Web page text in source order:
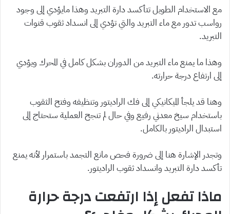
مع الاستخدام الطويل تتأكسد دارة التبريد وهذا مايؤدي إلى وجود
رواسب تدور مع ماء التبريد والتي تؤدي إلى انسداد ثقوب قنوات
التبريد.
وهذا ما يمنع ماء التبريد من الدوران بشكل كامل في المحرك ويؤدي
إلى ارتفاع درجة حرارته.
وهنا قد يلجأ الميكانيكي إلى فك الراديتور وتنظيفه وفتح الثقوب
باستخدام سيخ معدني رفيع وفي حال لم تنجح العملية ستحتاج إلى
استبدال الراديتور بالكامل.
وتجدر الإشارة هنا إلى ضرورة فحص مانع التجمد باستمرار لأنه يمنع
تأكسد دارة التبريد وانسداد ثقوب الراديتور.
ماذا تفعل إذا ارتفعت درجة حرارة